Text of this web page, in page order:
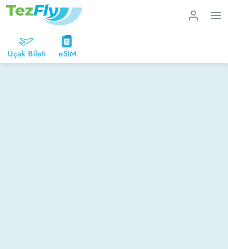
Uçak Bileti eSIM